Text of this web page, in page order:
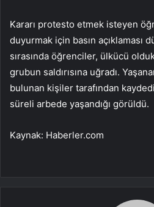
Kararı protesto etmek isteyen
duyurmak için basın açıklaması
sırasında öğrenciler, ülkücü
grubun saldırısına uğradı.
bulunan kişiler tarafından
süreli arbede yaşandığı görüldü.
Kaynak: Haberler.com